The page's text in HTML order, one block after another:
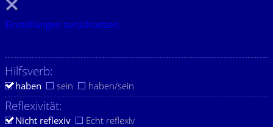
Einstellungen zurücksetzen.
Hilfsverb:
haben sein haben/sein
Reflexivität:
Nicht reflexiv
Echt reflexiv